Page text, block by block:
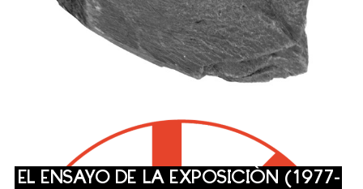
EL ENSAYO DE LA EXPOSICIÓN (1977-